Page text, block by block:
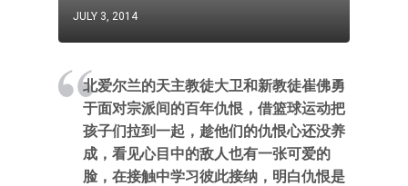
JULY 3, 2014
北爱尔兰的天主教徒大卫和新教徒崔佛勇
于面对宗派间的百年仇恨，借篮球运动把
孩子们拉到一起，趁他们的仇恨心还没养
成，看见心目中的敌人也有一张可爱的
脸，在接触中学习彼此接纳，明白仇恨是